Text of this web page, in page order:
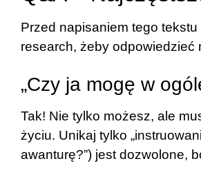
Przed napisaniem tego tekstu
research, żeby odpowiedzieć
„Czy ja mogę w
Tak! Nie tylko możesz, ale
życiu. Unikaj tylko
awanturę?”) jest dozwolone,